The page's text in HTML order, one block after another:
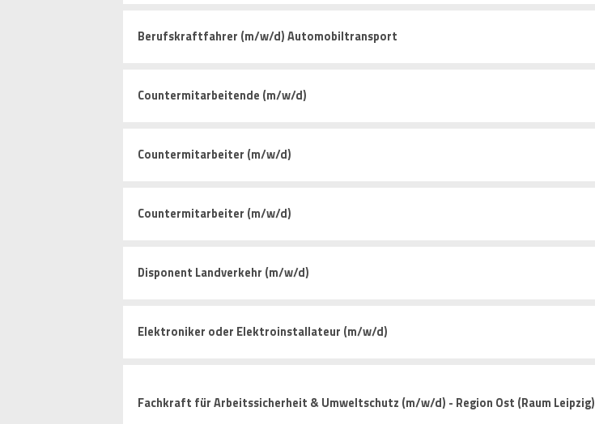
Berufskraftfahrer (m/w/d) Automobiltransport
Countermitarbeitende (m/w/d)
Countermitarbeiter (m/w/d)
Countermitarbeiter (m/w/d)
Disponent Landverkehr (m/w/d)
Elektroniker oder Elektroinstallateur (m/w/d)
Fachkraft für Arbeitssicherheit & Umweltschutz (m/w/d) - Region Ost (Raum Leipzig)